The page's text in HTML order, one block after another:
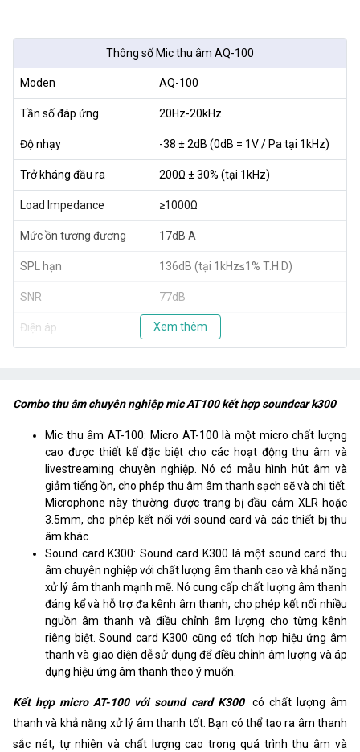
Thông số Mic thu âm AQ-100
Moden AQ-100
Tần số đáp ứng 20Hz-20kHz
Độ nhạy -38 ± 2dB (0dB = 1V / Pa tại 1kHz)
Trở kháng đầu ra 200Ω ± 30% (tại 1kHz)
Load Impedance ≥1000Ω
Mức ồn tương đương 17dB A
SPL hạn 136dB (tại 1kHz≤1% T.H.D)
SNR 77dB
Điện áp 5V
Điện năng tiêu thụ 5W
Đầu vào 5V/2A
Ghi âm
16bit / 48KHz, tín hiệu chống nhiễu:
90dB
Phát lại 16bit /48KHz, SNR 100dB
Biến dạng 0,1% (bản ghi), 0,005% (phát lại)
Xem thêm
Combo thu âm chuyên nghiệp mic AT100 kết hợp soundcar k300
Mic thu âm AT-100: Micro AT-100 là một micro chất lượng
cao được thiết kế đặc biệt cho các hoạt động thu âm và
livestreaming chuyên nghiệp. Nó có mẫu hình hút âm và
giảm tiếng ồn, cho phép thu âm âm thanh sạch sẽ và chi tiết.
Microphone này thường được trang bị đầu cắm XLR hoặc
3.5mm, cho phép kết nối với sound card và các thiết bị thu
âm khác.
Sound card K300: Sound card K300 là một sound card thu
âm chuyên nghiệp với chất lượng âm thanh cao và khả năng
xử lý âm thanh mạnh mẽ. Nó cung cấp chất lượng âm thanh
đáng kể và hỗ trợ đa kênh âm thanh, cho phép kết nối nhiều
nguồn âm thanh và điều chỉnh âm lượng cho từng kênh
riêng biệt. Sound card K300 cũng có tích hợp hiệu ứng âm
thanh và giao diện dễ sử dụng để điều chỉnh âm lượng và áp
dụng hiệu ứng âm thanh theo ý muốn.
Kết hợp micro AT-100 với sound card K300 có chất lượng âm
thanh và khả năng xử lý âm thanh tốt. Bạn có thể tạo ra âm thanh
sắc nét, tự nhiên và chất lượng cao trong quá trình thu âm và